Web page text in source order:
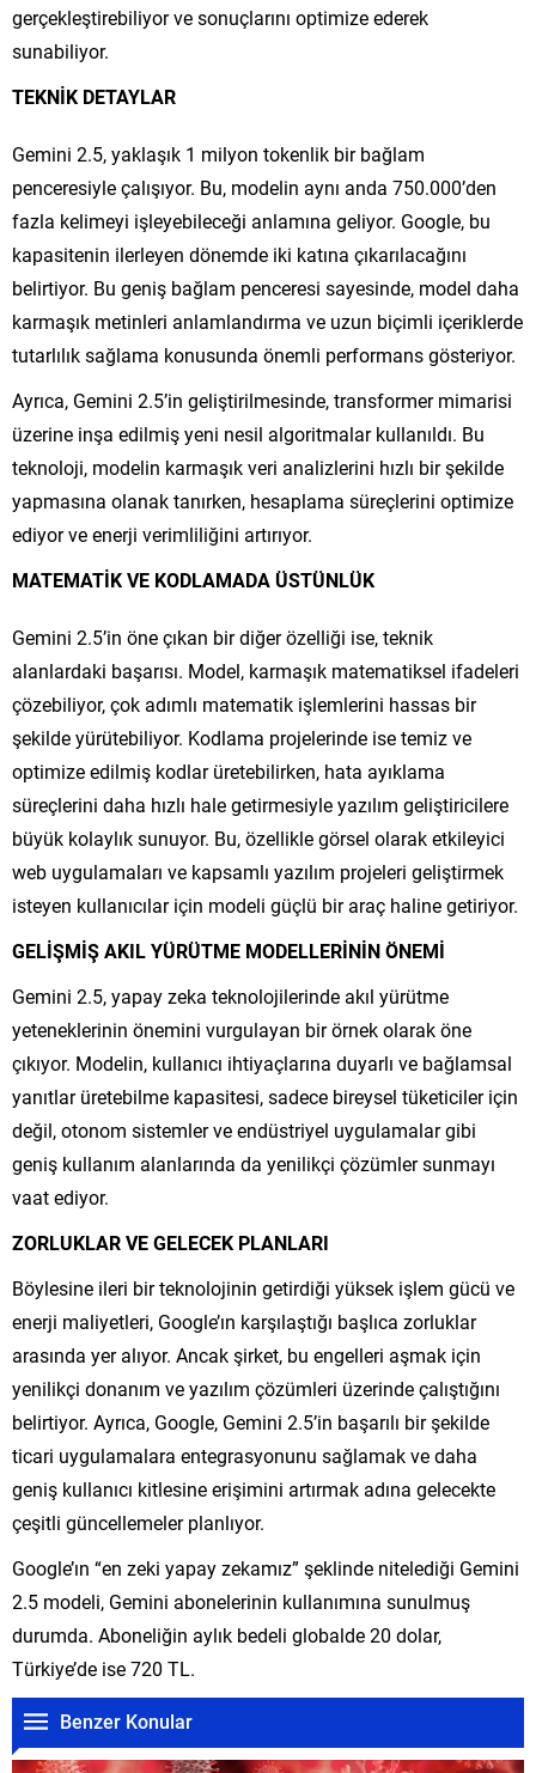
gerçekleştirebiliyor ve sonuçlarını optimize ederek
sunabiliyor.
TEKNİK DETAYLAR
Gemini 2.5, yaklaşık 1 milyon tokenlik bir bağlam
penceresiyle çalışıyor. Bu, modelin aynı anda 750.000’den
fazla kelimeyi işleyebileceği anlamına geliyor. Google, bu
kapasitenin ilerleyen dönemde iki katına çıkarılacağını
belirtiyor. Bu geniş bağlam penceresi sayesinde, model daha
karmaşık metinleri anlamlandırma ve uzun biçimli içeriklerde
tutarlılık sağlama konusunda önemli performans gösteriyor.
Ayrıca, Gemini 2.5’in geliştirilmesinde, transformer mimarisi
üzerine inşa edilmiş yeni nesil algoritmalar kullanıldı. Bu
teknoloji, modelin karmaşık veri analizlerini hızlı bir şekilde
yapmasına olanak tanırken, hesaplama süreçlerini optimize
ediyor ve enerji verimliliğini artırıyor.
MATEMATİK VE KODLAMADA ÜSTÜNLÜK
Gemini 2.5’in öne çıkan bir diğer özelliği ise, teknik
alanlardaki başarısı. Model, karmaşık matematiksel ifadeleri
çözebiliyor, çok adımlı matematik işlemlerini hassas bir
şekilde yürütebiliyor. Kodlama projelerinde ise temiz ve
optimize edilmiş kodlar üretebilirken, hata ayıklama
süreçlerini daha hızlı hale getirmesiyle yazılım geliştiricilere
büyük kolaylık sunuyor. Bu, özellikle görsel olarak etkileyici
web uygulamaları ve kapsamlı yazılım projeleri geliştirmek
isteyen kullanıcılar için modeli güçlü bir araç haline getiriyor.
GELİŞMİŞ AKIL YÜRÜTME MODELLERİNİN ÖNEMİ
Gemini 2.5, yapay zeka teknolojilerinde akıl yürütme
yeteneklerinin önemini vurgulayan bir örnek olarak öne
çıkıyor. Modelin, kullanıcı ihtiyaçlarına duyarlı ve bağlamsal
yanıtlar üretebilme kapasitesi, sadece bireysel tüketiciler için
değil, otonom sistemler ve endüstriyel uygulamalar gibi
geniş kullanım alanlarında da yenilikçi çözümler sunmayı
vaat ediyor.
ZORLUKLAR VE GELECEK PLANLARI
Böylesine ileri bir teknolojinin getirdiği yüksek işlem gücü ve
enerji maliyetleri, Google’ın karşılaştığı başlıca zorluklar
arasında yer alıyor. Ancak şirket, bu engelleri aşmak için
yenilikçi donanım ve yazılım çözümleri üzerinde çalıştığını
belirtiyor. Ayrıca, Google, Gemini 2.5’in başarılı bir şekilde
ticari uygulamalara entegrasyonunu sağlamak ve daha
geniş kullanıcı kitlesine erişimini artırmak adına gelecekte
çeşitli güncellemeler planlıyor.
Google’ın “en zeki yapay zekamız” şeklinde nitelediği Gemini
2.5 modeli, Gemini abonelerinin kullanımına sunulmuş
durumda. Aboneliğin aylık bedeli globalde 20 dolar,
Türkiye’de ise 720 TL.
Benzer Konular